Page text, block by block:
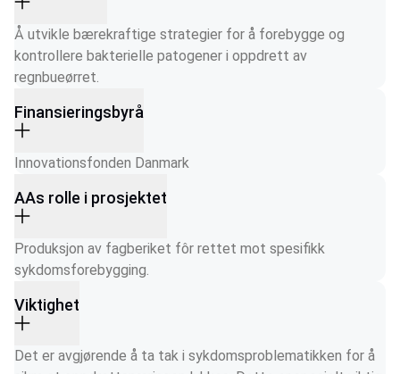
Å utvikle bærekraftige strategier for å forebygge og
kontrollere bakterielle patogener i oppdrett av
regnbueørret.
Finansieringsbyrå
Innovationsfonden Danmark
AAs rolle i prosjektet
Produksjon av fagberiket fôr rettet mot spesifikk
sykdomsforebygging.
Viktighet
Det er avgjørende å ta tak i sykdomsproblematikken for å